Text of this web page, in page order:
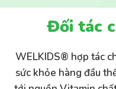
Đối tác
WELKIDS® hợp tác
sức khỏe hàng đầu